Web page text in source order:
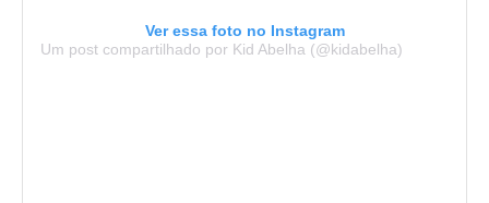
Ver essa foto no Instagram
Um post compartilhado por Kid Abelha (@kidabelha)